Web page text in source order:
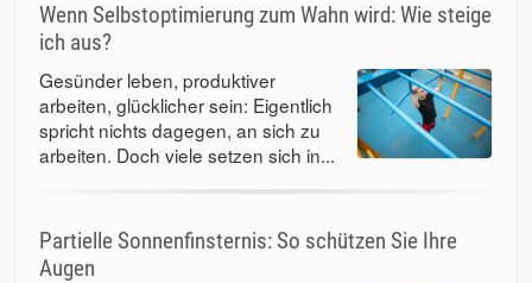
Wenn Selbstoptimierung zum Wahn wird: Wie steige
ich aus?
Gesünder leben, produktiver
arbeiten, glücklicher sein: Eigentlich
spricht nichts dagegen, an sich zu
arbeiten. Doch viele setzen sich in...
Partielle Sonnenfinsternis: So schützen Sie Ihre
Augen